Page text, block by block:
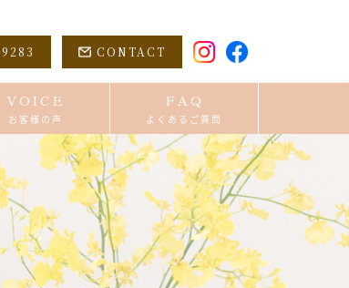
CONTACT
VOICE
お客様の声
FAQ
よくあるご質問